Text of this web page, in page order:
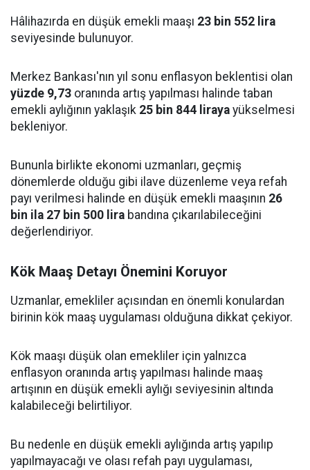
Hâlihazırda en düşük emekli maaşı 23 bin 552 lira
seviyesinde bulunuyor.
Merkez Bankası'nın yıl sonu enflasyon beklentisi olan
yüzde 9,73 oranında artış yapılması halinde taban
emekli aylığının yaklaşık 25 bin 844 liraya yükselmesi
bekleniyor.
Bununla birlikte ekonomi uzmanları, geçmiş
dönemlerde olduğu gibi ilave düzenleme veya refah
payı verilmesi halinde en düşük emekli maaşının 26
bin ila 27 bin 500 lira bandına çıkarılabileceğini
değerlendiriyor.
Kök Maaş Detayı Önemini Koruyor
Uzmanlar, emekliler açısından en önemli konulardan
birinin kök maaş uygulaması olduğuna dikkat çekiyor.
Kök maaşı düşük olan emekliler için yalnızca
enflasyon oranında artış yapılması halinde maaş
artışının en düşük emekli aylığı seviyesinin altında
kalabileceği belirtiliyor.
Bu nedenle en düşük emekli aylığında artış yapılıp
yapılmayacağı ve olası refah payı uygulaması,